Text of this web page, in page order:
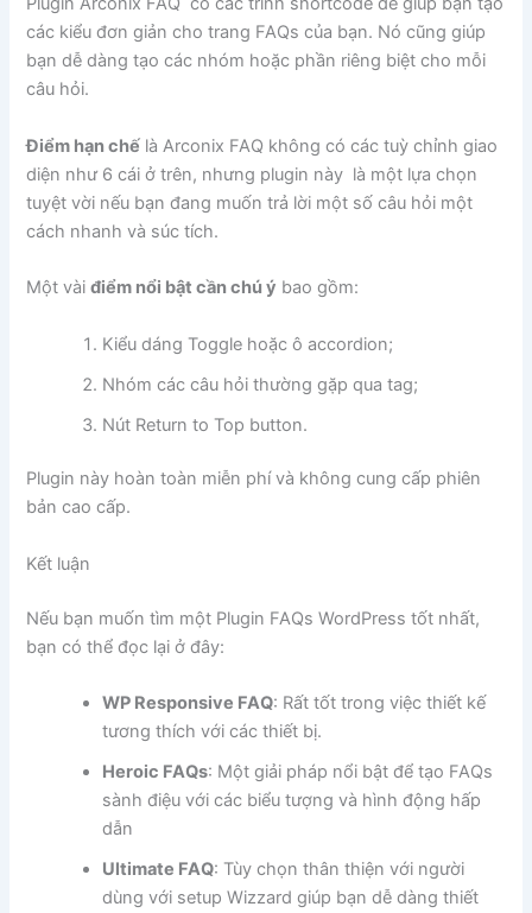
các kiểu đơn giản cho trang FAQs của bạn. Nó cũng giúp
bạn dễ dàng tạo các nhóm hoặc phần riêng biệt cho mỗi
câu hỏi.
Điểm hạn chế là Arconix FAQ không có các tuỳ chỉnh giao
diện như 6 cái ở trên, nhưng plugin này là một lựa chọn
tuyệt vời nếu bạn đang muốn trả lời một số câu hỏi một
cách nhanh và súc tích.
Một vàiđiểm nổi bật cần chú ý bao gồm:
Kiểu dáng Toggle hoặc ô accordion;
Nhóm các câu hỏi thường gặp qua tag;
Nút Return to Top button.
Plugin này hoàn toàn miễn phí và không cung cấp phiên
bản cao cấp.
Kết luận
Nếu bạn muốn tìm một Plugin FAQs WordPress tốt nhất,
bạn có thể đọc lại ở đây:
WP Responsive FAQ: Rất tốt trong việc thiết kế
tương thích với các thiết bị.
Heroic FAQs: Một giải pháp nổi bật để tạo FAQs
sành điệu với các biểu tượng và hình động hấp
dẫn
Ultimate FAQ: Tùy chọn thân thiện với người
dùng với setup Wizzard giúp bạn dễ dàng thiết